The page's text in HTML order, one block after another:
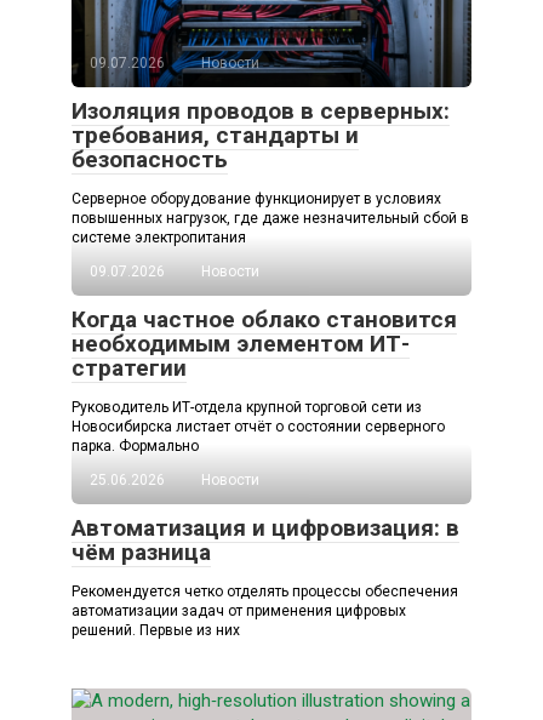
09.07.2026 Новости
Изоляция проводов в серверных:
требования, стандарты и
безопасность
Серверное оборудование функционирует в условиях
повышенных нагрузок, где даже незначительный сбой в
системе электропитания
09.07.2026
Новости
Когда частное облако становится
необходимым элементом ИТ-
стратегии
Руководитель ИТ-отдела крупной торговой сети из
Новосибирска листает отчёт о состоянии серверного
парка. Формально
25.06.2026
Новости
Автоматизация и цифровизация: в
чём разница
Рекомендуется четко отделять процессы обеспечения
автоматизации задач от применения цифровых
решений. Первые из них